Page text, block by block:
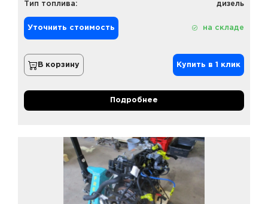
Тип топлива:
дизель
Уточнить стоимость на складе
В корзину Купить в 1 клик
Подробнее